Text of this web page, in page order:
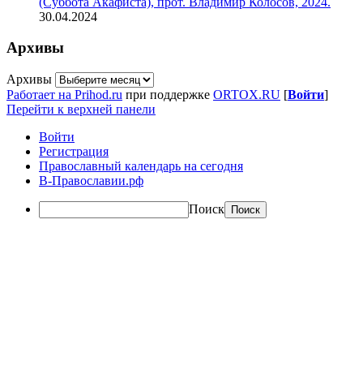
30.04.2024
Архивы
Архивы
Работает на Prihod.ru при поддержке ORTOX.RU [Войти]
Перейти к верхней панели
Войти
Регистрация
Православный календарь на сегодня
В-Православии.рф
Поиск